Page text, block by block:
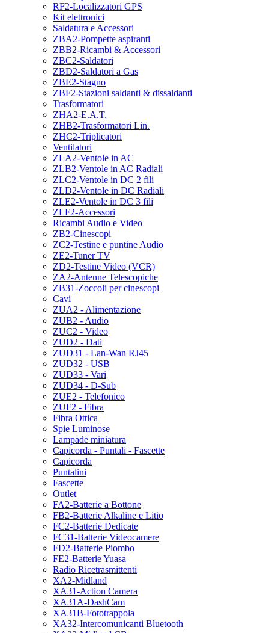
RF2-Localizzatori GPS
Kit elettronici
Saldatura e Accessori
ZBA2-Pompette aspiranti
ZBB2-Ricambi & Accessori
ZBC2-Saldatori
ZBD2-Saldatori a Gas
ZBE2-Stagno
ZBF2-Stazioni saldanti & dissaldanti
Trasformatori
ZHA2-E.A.T.
ZHB2-Trasformatori Lin.
ZHC2-Triplicatori
Ventilatori
ZLA2-Ventole in AC
ZLB2-Ventole in AC Radiali
ZLC2-Ventole in DC 2 fili
ZLD2-Ventole in DC Radiali
ZLE2-Ventole in DC 3 fili
ZLF2-Accessori
Ricambi Audio e Video
ZB2-Cinescopi
ZC2-Testine e puntine Audio
ZE2-Tuner TV
ZD2-Testine Video (VCR)
ZA2-Antenne Telescopiche
ZB31-Zoccoli per cinescopi
Cavi
ZUA2 - Alimentazione
ZUB2 - Audio
ZUC2 - Video
ZUD2 - Dati
ZUD31 - Lan-Wan RJ45
ZUD32 - USB
ZUD33 - Vari
ZUD34 - D-Sub
ZUE2 - Telefonico
ZUF2 - Fibra
Fibra Ottica
Spie Luminose
Lampade miniatura
Capicorda - Puntali - Fascette
Capicorda
Puntalini
Fascette
Outlet
FA2-Batterie a Bottone
FB2-Batterie Alkaline e Litio
FC2-Batterie Dedicate
FC31-Batterie Videocamere
FD2-Batterie Piombo
FE2-Batterie Yuasa
Radio Ricetrasmittenti
XA2-Midland
XA31-Action Camera
XA31A-DashCam
XA31B-Fototrappola
XA32-Intercomunicanti Bluetooth